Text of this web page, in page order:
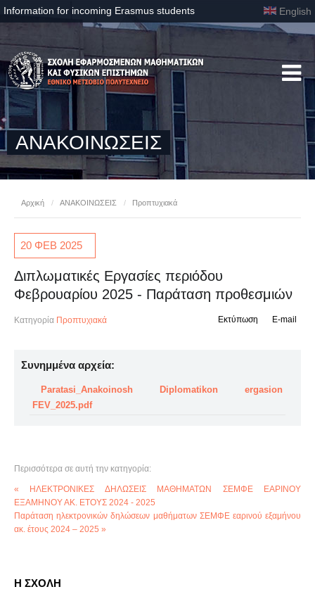
Information for incoming Erasmus students English
ΑΝΑΚΟΙΝΩΣΕΙΣ
Αρχική / ΑΝΑΚΟΙΝΩΣΕΙΣ / Προπτυχιακά
20 ΦΕΒ 2025
Διπλωματικές Εργασίες περιόδου
Φεβρουαρίου 2025 - Παράταση προθεσμιών
Κατηγορία Προπτυχιακά E-mail
Εκτύπωση
Συνημμένα αρχεία:
Paratasi_Anakoinosh Diplomatikon ergasion
FEV_2025.pdf
Περισσότερα σε αυτή την κατηγορία:
« ΗΛΕΚΤΡΟΝΙΚΕΣ ΔΗΛΩΣΕΙΣ ΜΑΘΗΜΑΤΩΝ ΣΕΜΦΕ ΕΑΡΙΝΟΥ
ΕΞΑΜΗΝΟΥ ΑΚ. ΕΤΟΥΣ 2024 - 2025
Παράταση ηλεκτρονικών δηλώσεων μαθήματων ΣΕΜΦΕ εαρινού εξαμήνου
ακ. έτους 2024 – 2025 »
Η ΣΧΟΛΗ